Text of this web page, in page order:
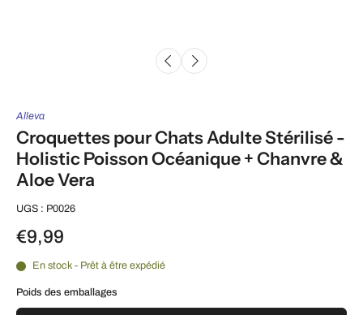
Alleva
Croquettes pour Chats Adulte Stérilisé -
Holistic Poisson Océanique + Chanvre &
Aloe Vera
UGS : P0026
€9,99
En stock - Prêt à être expédié
Poids des emballages